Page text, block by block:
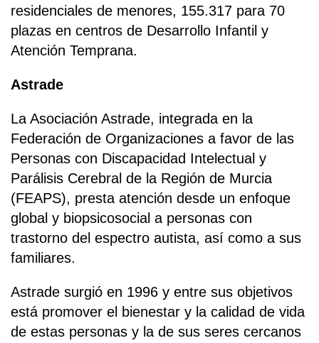
residenciales de menores, 155.317 para 70
plazas en centros de Desarrollo Infantil y
Atención Temprana.
Astrade
La Asociación Astrade, integrada en la
Federación de Organizaciones a favor de las
Personas con Discapacidad Intelectual y
Parálisis Cerebral de la Región de Murcia
(FEAPS), presta atención desde un enfoque
global y biopsicosocial a personas con
trastorno del espectro autista, así como a sus
familiares.
Astrade surgió en 1996 y entre sus objetivos
está promover el bienestar y la calidad de vida
de estas personas y la de sus seres cercanos